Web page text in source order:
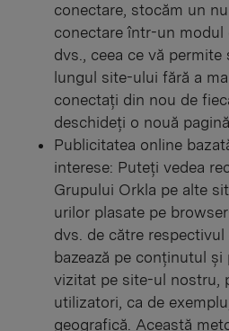
conectare, stocăm un
conectare într-un modul
dvs., ceea ce vă permite
lungul site-ului fără a
conectați din nou de
deschideți o nouă
Publicitatea online
interese: Puteți vedea
Grupului Orkla pe alte
urilor plasate pe
dvs. de către respectivul
bazează pe conținutul
vizitat pe site-ul nostru,
utilizatori, ca de
geografică. Această